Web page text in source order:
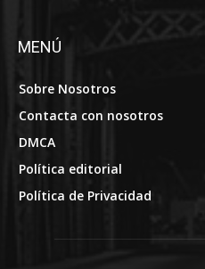
MENÚ
Sobre Nosotros
Contacta con nosotros
DMCA
Política editorial
Política de Privacidad